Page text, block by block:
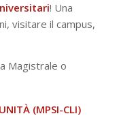
! Una
visitare il campus,
Magistrale o
(MPSI-CLI)